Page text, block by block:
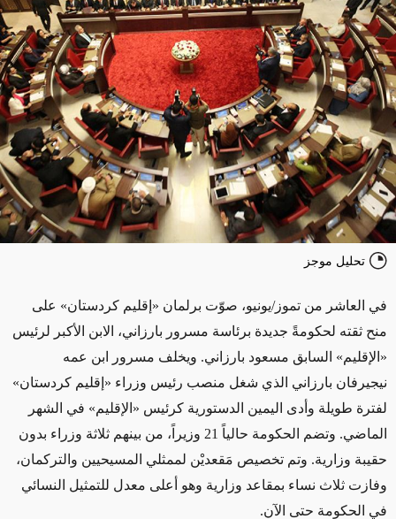
تحليل موجز
في العاشر من تموز/يونيو، صوّت برلمان «إقليم كردستان» على
منح ثقته لحكومةً جديدة برئاسة مسرور بارزاني، الابن الأكبر لرئيس
«الإقليم» السابق مسعود بارزاني. ويخلف مسرور ابن عمه
نيجيرفان بارزاني الذي شغل منصب رئيس وزراء «إقليم كردستان»
لفترة طويلة وأدى اليمين الدستورية كرئيس «الإقليم» في الشهر
الماضي. وتضم الحكومة حالياً 21 وزيراً، من بينهم ثلاثة وزراء بدون
حقيبة وزارية. وتم تخصيص مَقعديْن لممثلي المسيحيين والتركمان،
وفازت ثلاث نساء بمقاعد وزارية وهو أعلى معدل للتمثيل النسائي
في الحكومة حتى الآن.